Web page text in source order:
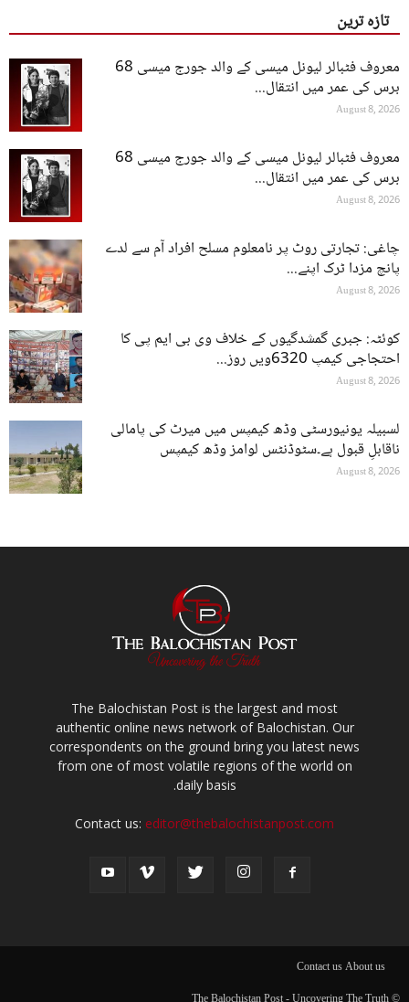
تازہ ترین
معروف فٹبالر لیونل میسی کے والد جورج میسی 68
برس کی عمر میں انتقال...
August 8, 2026
معروف فٹبالر لیونل میسی کے والد جورج میسی 68
برس کی عمر میں انتقال...
August 8, 2026
چاغی: تجارتی روٹ پر نامعلوم مسلح افراد آم سے لدے
پانچ مزدا ٹرک اپنے...
August 8, 2026
کوئٹہ: جبری گمشدگیوں کے خلاف وی بی ایم پی کا
احتجاجی کیمپ 6320ویں روز...
August 8, 2026
لسبیلہ یونیورسٹی وڈھ کیمپس میں میرٹ کی پامالی
ناقابلِ قبول ہے۔سٹوڈنٹس لوامز وڈھ کیمپس
August 8, 2026
The Balochistan Post is the largest and most
authentic online news network of Balochistan. Our
correspondents on the ground bring you latest news
from one of most volatile regions of the world on
daily basis.
Contact us: editor@thebalochistanpost.com
About us
Contact us